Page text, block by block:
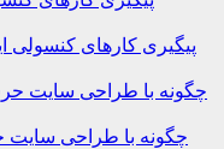
پیگیری کارهای کنسولی
چگونه با طراحی سایت